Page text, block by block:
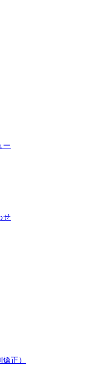
ー
せ
正）